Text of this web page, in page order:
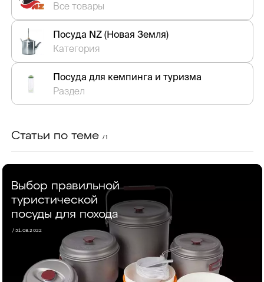
Все товары
Посуда NZ (Новая Земля)
Категория
Посуда для кемпинга и туризма
Раздел
Статьи по теме / 1
Выбор правильной
туристической
посуды для похода
/ 31.08.2022